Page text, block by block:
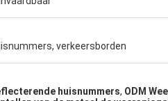
verkeersborden
huisnummers, ODM